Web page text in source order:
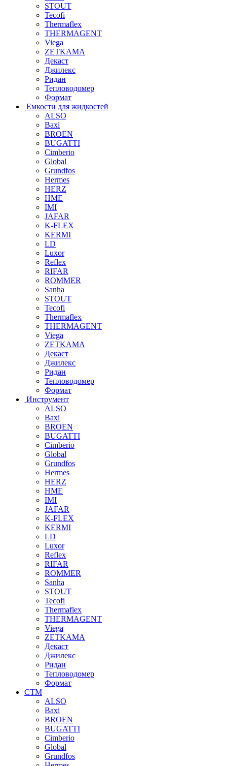
STOUT
Tecofi
Thermaflex
THERMAGENT
Viega
ZETKAMA
Декаст
Джилекс
Ридан
Тепловодомер
Формат
Емкости для жидкостей
ALSO
Baxi
BROEN
BUGATTI
Cimberio
Global
Grundfos
Hermes
HERZ
HME
IMI
JAFAR
K-FLEX
KERMI
LD
Luxor
Reflex
RIFAR
ROMMER
Sanha
STOUT
Tecofi
Thermaflex
THERMAGENT
Viega
ZETKAMA
Декаст
Джилекс
Ридан
Тепловодомер
Формат
Инструмент
ALSO
Baxi
BROEN
BUGATTI
Cimberio
Global
Grundfos
Hermes
HERZ
HME
IMI
JAFAR
K-FLEX
KERMI
LD
Luxor
Reflex
RIFAR
ROMMER
Sanha
STOUT
Tecofi
Thermaflex
THERMAGENT
Viega
ZETKAMA
Декаст
Джилекс
Ридан
Тепловодомер
Формат
СТМ
ALSO
Baxi
BROEN
BUGATTI
Cimberio
Global
Grundfos